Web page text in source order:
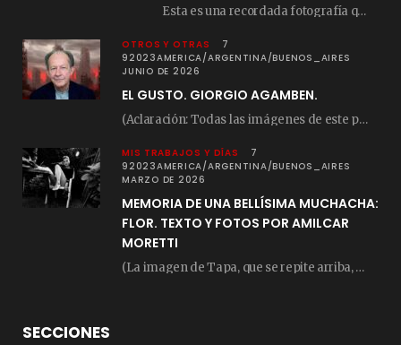
Esta es una recordada fotografía que registré…
OTROS Y OTRAS
7
92023AMERICA/ARGENTINA/BUENOS_AIRES
JUNIO DE 2026
EL GUSTO. GIORGIO AGAMBEN.
(Aclaración: Todas las imágenes de este posteo fueron tomadas de Bloghemia.com, y todos los…
MIS TRABAJOS Y DÍAS
7
92023AMERICA/ARGENTINA/BUENOS_AIRES
MARZO DE 2026
MEMORIA DE UNA BELLÍSIMA MUCHACHA:
FLOR. TEXTO Y FOTOS POR AMILCAR
MORETTI
(La imagen de Tapa, que se repite arriba, fue compuesta por Amilcar Moretti el viernes…
SECCIONES